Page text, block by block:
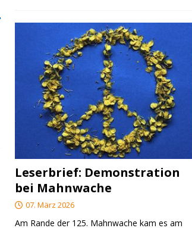
Leserbrief: Demonstration
bei Mahnwache
07. März 2026
Am Rande der 125. Mahnwache kam es am